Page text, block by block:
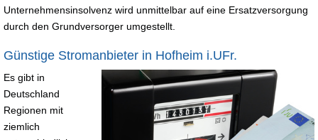
Unternehmensinsolvenz wird unmittelbar auf eine Ersatzversorgung
durch den Grundversorger umgestellt.
Günstige Stromanbieter in Hofheim i.UFr.
Es gibt in
Deutschland
Regionen mit
ziemlich